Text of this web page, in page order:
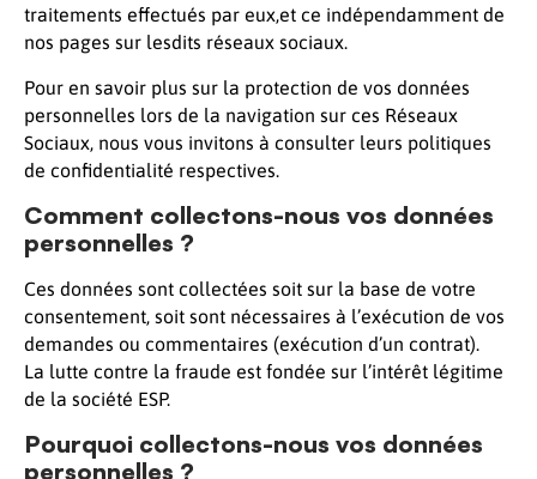
traitements effectués par eux,et ce indépendamment de
nos pages sur lesdits réseaux sociaux.
Pour en savoir plus sur la protection de vos données
personnelles lors de la navigation sur ces Réseaux
Sociaux, nous vous invitons à consulter leurs politiques
de confidentialité respectives.
Comment collectons-nous vos données
personnelles ?
Ces données sont collectées soit sur la base de votre
consentement, soit sont nécessaires à l’exécution de vos
demandes ou commentaires (exécution d’un contrat).
La lutte contre la fraude est fondée sur l’intérêt légitime
de la société ESP.
Pourquoi collectons-nous vos données
personnelles ?